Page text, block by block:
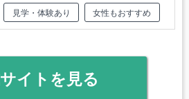
見学・体験あり 女性もおすすめ
イトを見る